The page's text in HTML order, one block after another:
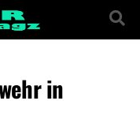
in